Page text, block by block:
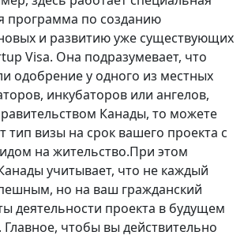
программа по созданию
и развитию уже существующих
Visa. Она подразумевает, что
одобрение у одного из местных
инкубаторов или ангелов,
Канады, то можете
тип визы на срок вашего проекта с
на жительство.При этом
учитывает, что не каждый
но на ваш гражданский
деятельности проекта в будущем
Главное, чтобы вы действительно